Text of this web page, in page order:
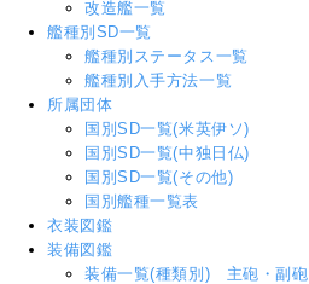
改造艦一覧
艦種別SD一覧
艦種別ステータス一覧
艦種別入手方法一覧
所属団体
国別SD一覧(米英伊ソ)
国別SD一覧(中独日仏)
国別SD一覧(その他)
国別艦種一覧表
衣装図鑑
装備図鑑
装備一覧(種類別) 主砲・副砲